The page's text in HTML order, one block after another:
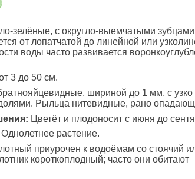
зелёные, с округло-выемчатыми
от лопатчатой до линейной или
воды часто развивается
3 до 50 см.
шириной до 1 мм, с узко
Рыльца нитевидные, рано
Цветёт и плодоносит с июня до
Однолетнее растение.
приурочен к водоёмам со стоячий
короткоплодный; часто они обитают